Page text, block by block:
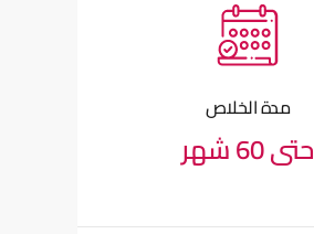
مدة الخلاص
حتى 60 شهر